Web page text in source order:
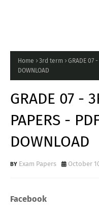
Home 3rd term
GRADE 07 -
DOWNLOAD
GRADE 07 -
PAPERS -
DOWNLOAD
Exam Papers October
Facebook